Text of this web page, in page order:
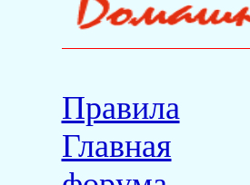
Правила
Главная